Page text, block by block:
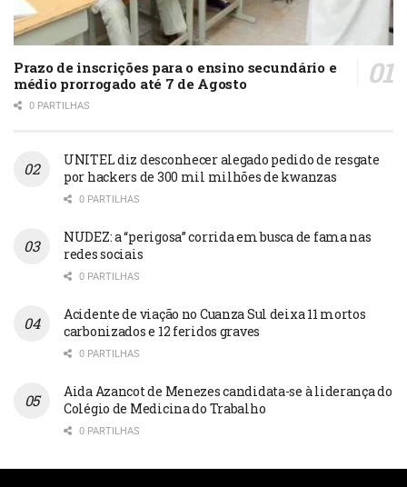
Prazo de inscrições para o ensino secundário e
médio prorrogado até 7 de Agosto
0 PARTILHAS
UNITEL diz desconhecer alegado pedido de resgate
por hackers de 300 mil milhões de kwanzas
0 PARTILHAS
NUDEZ: a “perigosa” corrida em busca de fama nas
redes sociais
0 PARTILHAS
Acidente de viação no Cuanza Sul deixa 11 mortos
carbonizados e 12 feridos graves
0 PARTILHAS
Aida Azancot de Menezes candidata-se à liderança do
Colégio de Medicina do Trabalho
0 PARTILHAS